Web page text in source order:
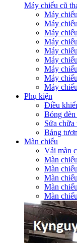
Máy chiếu cũ
Máy
Máy
Máy
Máy
Máy
Máy
Máy
Máy
Máy
Phụ kiện
Điều
Bóng đèn
Sửa chữa
Bảng
Màn chiếu
Vải màn
Màn
Màn
Màn
Màn
Màn